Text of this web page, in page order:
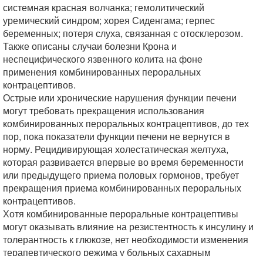
системная красная волчанка; гемолитический
уремический синдром; хорея Сиденгама; герпес
беременных; потеря слуха, связанная с отосклерозом.
Также описаны случаи болезни Крона и
неспецифического язвенного колита на фоне
применения комбинированных пероральных
контрацептивов.
Острые или хронические нарушения функции печени
могут требовать прекращения использования
комбинированных пероральных контрацептивов, до тех
пор, пока показатели функции печени не вернутся в
норму. Рецидивирующая холестатическая желтуха,
которая развивается впервые во время беременности
или предыдущего приема половых гормонов, требует
прекращения приема комбинированных пероральных
контрацептивов.
Хотя комбинированные пероральные контрацептивы
могут оказывать влияние на резистентность к инсулину и
толерантность к глюкозе, нет необходимости изменения
терапевтического режима у больных сахарным